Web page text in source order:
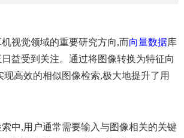
视觉领域的重要研究方向,而向量数据库
益受到关注。通过将图像转换为特征向
现高效的相似图像检索,极大地提升了用
中,用户通常需要输入与图像相关的关键